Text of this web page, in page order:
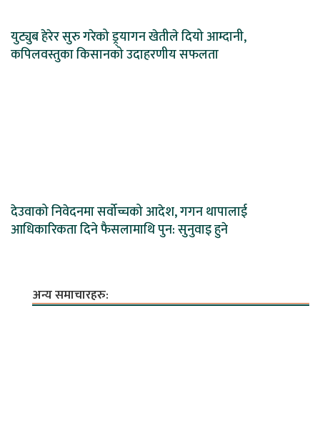
युट्युब हेरेर सुरु गरेको ड्र्यागन खेतीले दियो आम्दानी,
कपिलवस्तुका किसानको उदाहरणीय सफलता
देउवाको निवेदनमा सर्वोच्चको आदेश, गगन थापालाई
आधिकारिकता दिने फैसलामाथि पुन: सुनुवाइ हुने
अन्य समाचारहरु: